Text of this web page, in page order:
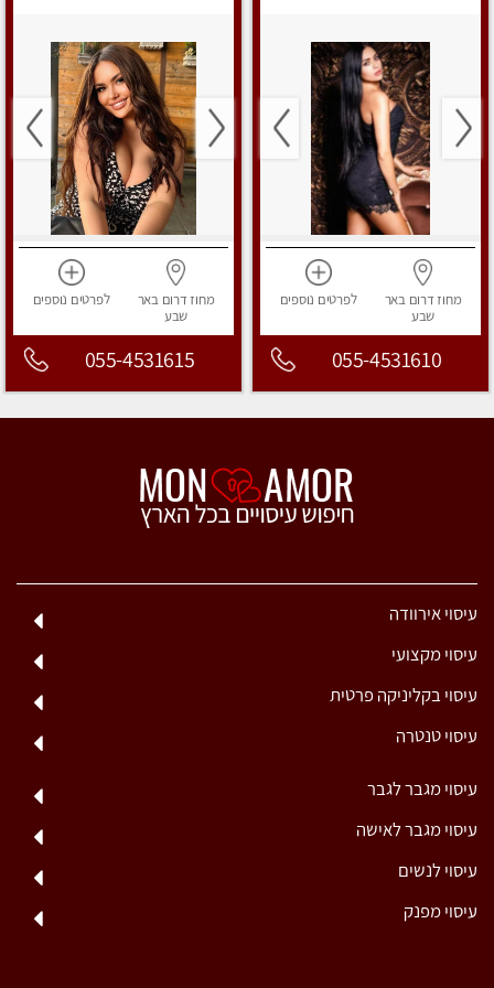
מחוז דרום באר
שבע
לפרטים נוספים
055-4531610
מחוז דרום באר
שבע
לפרטים נוספים
055-4531615
עיסוי אירוודה
עיסוי מקצועי
עיסוי בקליניקה פרטית
עיסוי טנטרה
עיסוי מגבר לגבר
עיסוי מגבר לאישה
עיסוי לנשים
עיסוי מפנק